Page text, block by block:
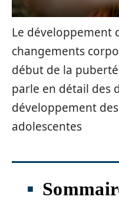
Le développement
changements
début de la
parle en détail des
développement
adolescentes